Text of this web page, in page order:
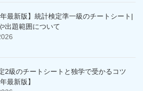
年最新版】統計検定準一級のチートシート|
出題範囲について
2級のチートシートと独学で受かるコツ
最新版】